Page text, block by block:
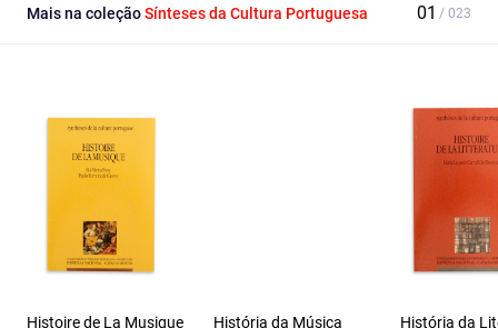
Mais na coleçãoSínteses da Cultura Portuguesa
Histoire de La Musique História da Música
História da